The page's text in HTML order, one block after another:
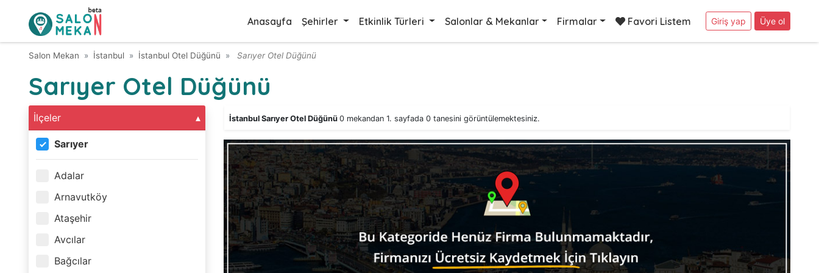
Anasayfa Şehirler Etkinlik Türleri Salonlar & Mekanlar Firmalar Favori Listem Giriş yap Üye ol
Salon Mekan İstanbul İstanbul Otel Düğünü Sarıyer Otel Düğünü
Sarıyer Otel Düğünü
İlçeler
Sarıyer
Adalar
Arnavutköy
Ataşehir
Avcılar
Bağcılar
İstanbul Sarıyer Otel Düğünü 0 mekandan 1. sayfada 0 tanesini görüntülemektesiniz.